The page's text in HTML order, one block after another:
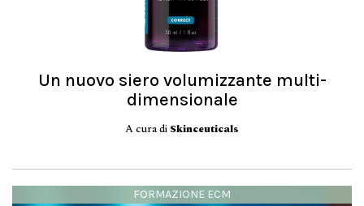
Un nuovo siero volumizzante multi-
dimensionale
A cura di Skinceuticals
FORMAZIONE ECM